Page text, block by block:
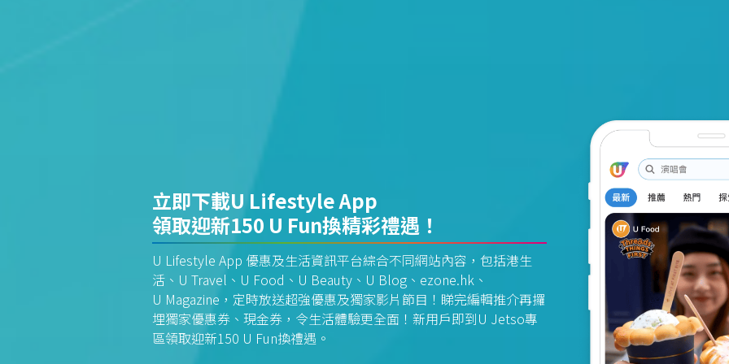
立即下載U Lifestyle App
領取迎新150 U Fun換精彩禮遇！
U Lifestyle App 優惠及生活資訊平台綜合不同網站內容，包括港生
活、U Travel、U Food、U Beauty、U Blog、ezone.hk、
U Magazine，定時放送超強優惠及獨家影片節目！睇完編輯推介再攞
埋獨家優惠券、現金券，令生活體驗更全面！新用戶即到U Jetso專
區領取迎新150 U Fun換禮遇。